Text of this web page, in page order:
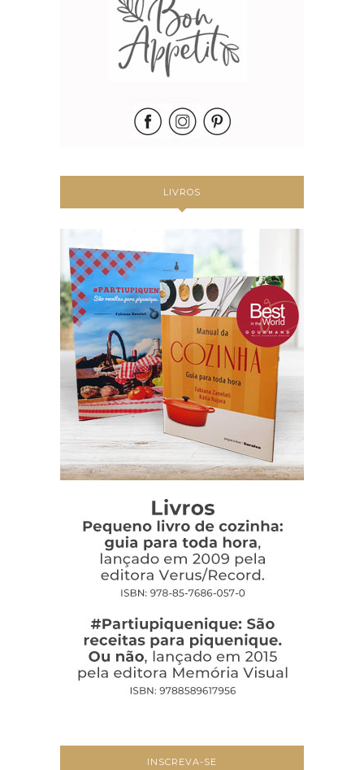
LIVROS
INSCREVA-SE